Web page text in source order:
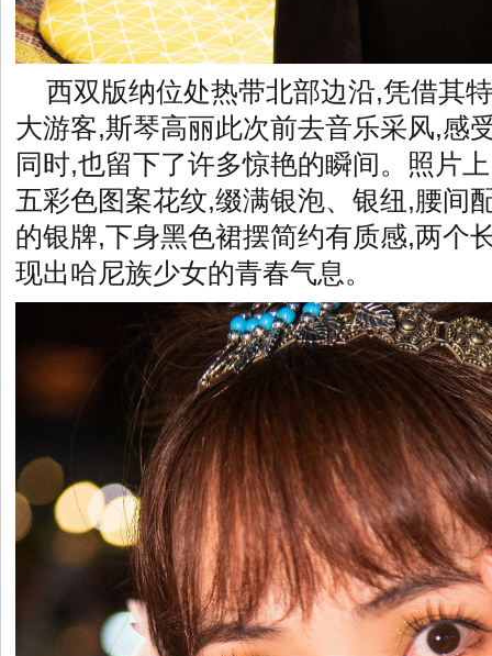
西双版纳位处热带北部边沿,凭借其
大游客,斯琴高丽此次前去音乐采风,感
同时,也留下了许多惊艳的瞬间。照片
五彩色图案花纹,缀满银泡、银纽,腰间
的银牌,下身黑色裙摆简约有质感,两个
现出哈尼族少女的青春气息。